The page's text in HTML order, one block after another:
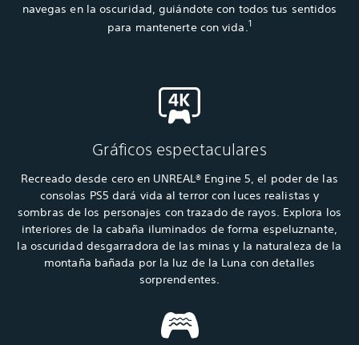
navegas en la oscuridad, guiándote con todos tus sentidos
para mantenerte con vida. 1
Gráficos espectaculares
Recreado desde cero en UNREAL® Engine 5, el poder de las
consolas PS5 dará vida al terror con luces realistas y
sombras de los personajes con trazado de rayos. Explora los
interiores de la cabaña iluminados de forma espeluznante,
la oscuridad desgarradora de las minas y la naturaleza de la
montaña bañada por la luz de la Luna con detalles
sorprendentes.